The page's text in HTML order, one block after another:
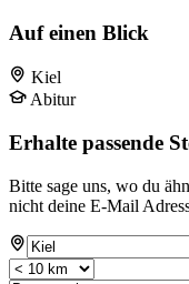
Auf einen Blick
Kiel
Abitur
Erhalte passende
Bitte sage uns, wo du
nicht deine E-Mail